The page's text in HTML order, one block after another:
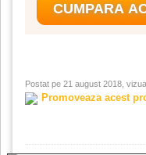
CUMPARA
Postat pe 21 august 2018,
Promoveaza acest